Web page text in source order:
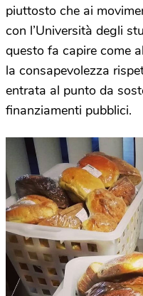
piuttosto che ai
con l’Università degli
questo fa capire come
la consapevolezza
entrata al punto da
finanziamenti pubblici.